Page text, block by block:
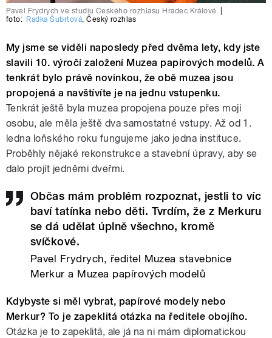
Pavel Frydrych ve studiu Českého rozhlasu Hradec Králové
foto: Radka Šubrtová,Český rozhlas
My jsme se viděli naposledy před dvěma lety, kdy jste
slavili 10. výročí založení Muzea papírových modelů. A
tenkrát bylo právě novinkou, že obě muzea jsou
propojená a navštívíte je na jednu vstupenku.
Tenkrát ještě byla muzea propojena pouze přes moji
osobu, ale měla ještě dva samostatné vstupy. Až od 1.
ledna loňského roku fungujeme jako jedna instituce.
Proběhly nějaké rekonstrukce a stavební úpravy, aby se
dalo projít jedněmi dveřmi.
Občas mám problém rozpoznat, jestli to víc
baví tatínka nebo děti. Tvrdím, že z Merkuru
se dá udělat úplně všechno, kromě
svíčkové.
Pavel Frydrych, ředitel Muzea stavebnice
Merkur a Muzea papírových modelů
Kdybyste si měl vybrat, papírové modely nebo
Merkur? To je zapeklitá otázka na ředitele obojího.
Otázka je to zapeklitá, ale já na ni mám diplomatickou